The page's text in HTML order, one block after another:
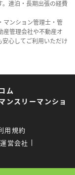
連泊・長期出張の経費
マンション管理士・管
産管理会社や不動産オ
心してご利用いただけ
ム
ンスリーマンショ
用規約
営会社